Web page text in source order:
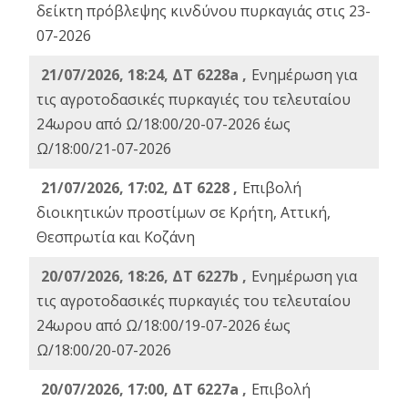
δείκτη πρόβλεψης κινδύνου πυρκαγιάς στις 23-
07-2026
21/07/2026, 18:24, ΔΤ 6228a , Ενημέρωση για
τις αγροτοδασικές πυρκαγιές του τελευταίου
24ωρου από Ω/18:00/20-07-2026 έως
Ω/18:00/21-07-2026
21/07/2026, 17:02, ΔΤ 6228 , Επιβολή
διοικητικών προστίμων σε Κρήτη, Αττική,
Θεσπρωτία και Κοζάνη
20/07/2026, 18:26, ΔΤ 6227b , Ενημέρωση για
τις αγροτοδασικές πυρκαγιές του τελευταίου
24ωρου από Ω/18:00/19-07-2026 έως
Ω/18:00/20-07-2026
20/07/2026, 17:00, ΔΤ 6227a , Επιβολή